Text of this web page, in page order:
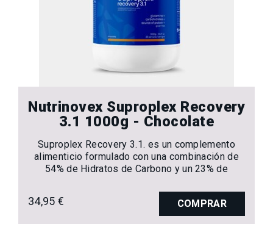
Nutrinovex Suproplex Recovery
3.1 1000g - Chocolate
Suproplex Recovery 3.1. es un complemento
alimenticio formulado con una combinación de
54% de Hidratos de Carbono y un 23% de
sustancias que combinadas entre si, aportan al
deportista una adecuada recuperación muscular
después de cada entrenamiento.
34,95 € COMPRAR